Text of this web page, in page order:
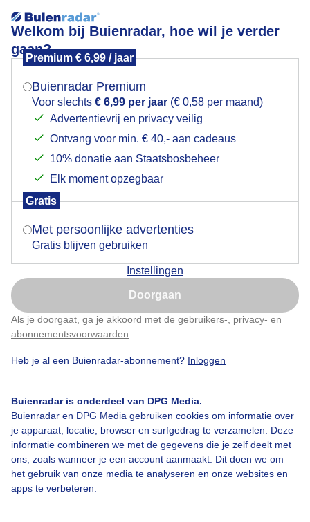
Welkom bij Buienradar, hoe wil je verder
gaan?
Premium € 6,99 / jaar
Buienradar Premium
Voor slechts € 6,99 per jaar (€ 0,58 per maand)
Advertentievrij en privacy veilig
Ontvang voor min. € 40,- aan cadeaus
10% donatie aan Staatsbosbeheer
Elk moment opzegbaar
Gratis
Met persoonlijke advertenties
Gratis blijven gebruiken
Instellingen
Doorgaan
Als je doorgaat, ga je akkoord met de gebruikers- privacy- en
abonnementsvoorwaarden
Heb je al een Buienradar-abonnement? Inloggen
Buienradar is onderdeel van DPG Media.
Buienradar en DPG Media gebruiken cookies om informatie over
je apparaat, locatie, browser en surfgedrag te verzamelen. Deze
informatie combineren we met de gegevens die je zelf deelt met
ons, zoals wanneer je een account aanmaakt. Dit doen we om
het gebruik van onze media te analyseren en onze websites en
apps te verbeteren.
Even uitrusten na de gym ?
Door: Henk Voermans
Bekijk slideshow
Mogen we je locatie gebruiken voor het
Indien je hier nog geen akkoord op hebt gegeven,
verschijnt er zo een pop-up uit je browser waarin
Is goed, toon de popup
Nu niet, misschien later
Klik hierom dit aan te passen